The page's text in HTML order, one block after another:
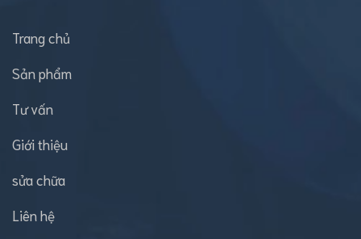
Trang chủ
Sản phẩm
Tư vấn
Giới thiệu
sửa chữa
Liên hệ